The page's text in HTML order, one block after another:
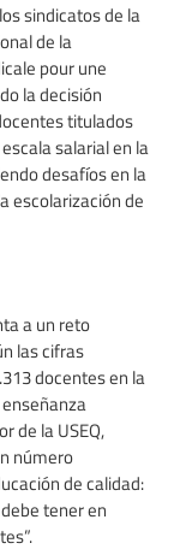
sindicatos de la
de la
pour une
la decisión
titulados
salarial en la
desafíos en la
escolarización de
a un reto
las cifras
docentes en la
de la USEQ,
número
de calidad:
tener en